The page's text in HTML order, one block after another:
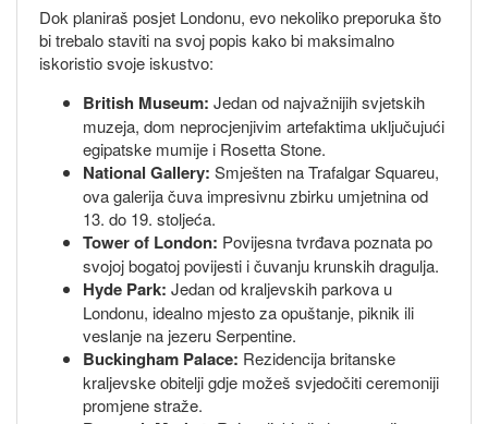
Dok planiraš posjet Londonu, evo nekoliko preporuka što
bi trebalo staviti na svoj popis kako bi maksimalno
iskoristio svoje iskustvo:
British Museum: Jedan od najvažnijih svjetskih
muzeja, dom neprocjenjivim artefaktima uključujući
egipatske mumije i Rosetta Stone.
National Gallery: Smješten na Trafalgar Squareu,
ova galerija čuva impresivnu zbirku umjetnina od
13. do 19. stoljeća.
Tower of London: Povijesna tvrđava poznata po
svojoj bogatoj povijesti i čuvanju krunskih dragulja.
Hyde Park: Jedan od kraljevskih parkova u
Londonu, idealno mjesto za opuštanje, piknik ili
veslanje na jezeru Serpentine.
Buckingham Palace: Rezidencija britanske
kraljevske obitelji gdje možeš svjedočiti ceremoniji
promjene straže.